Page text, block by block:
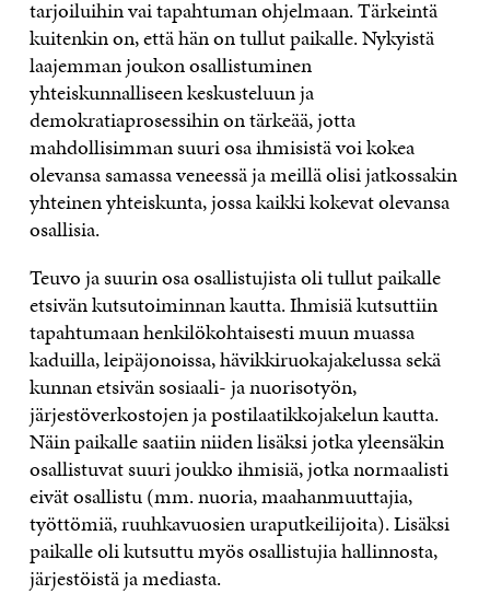
tarjoiluihin vai tapahtuman ohjelmaan. Tärkeintä
kuitenkin on, että hän on tullut paikalle. Nykyistä
laajemman joukon osallistuminen
yhteiskunnalliseen keskusteluun ja
demokratiaprosessihin on tärkeää, jotta
mahdollisimman suuri osa ihmisistä voi kokea
olevansa samassa veneessä ja meillä olisi jatkossakin
yhteinen yhteiskunta, jossa kaikki kokevat olevansa
osallisia.
Teuvo ja suurin osa osallistujista oli tullut paikalle
etsivän kutsutoiminnan kautta. Ihmisiä kutsuttiin
tapahtumaan henkilökohtaisesti muun muassa
kaduilla, leipäjonoissa, hävikkiruokajakelussa sekä
kunnan etsivän sosiaali- ja nuorisotyön,
järjestöverkostojen ja postilaatikkojakelun kautta.
Näin paikalle saatiin niiden lisäksi jotka yleensäkin
osallistuvat suuri joukko ihmisiä, jotka normaalisti
eivät osallistu (mm. nuoria, maahanmuuttajia,
työttömiä, ruuhkavuosien uraputkeilijoita). Lisäksi
paikalle oli kutsuttu myös osallistujia hallinnosta,
järjestöistä ja mediasta.